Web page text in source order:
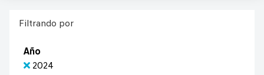
Filtrando por
Año
2024